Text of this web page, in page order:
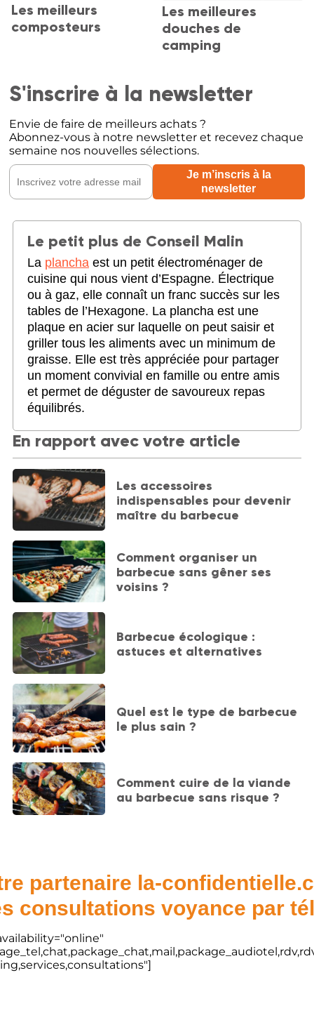
Les meilleurs
composteurs
Les meilleures
douches de
camping
S'inscrire à la newsletter
Envie de faire de meilleurs achats ?
Abonnez-vous à notre newsletter et recevez chaque
semaine nos nouvelles sélections.
Le petit plus de Conseil Malin
La planchaest un petit électroménager de
cuisine qui nous vient d’Espagne. Électrique
ou à gaz, elle connaît un franc succès sur les
tables de l’Hexagone. La plancha est une
plaque en acier sur laquelle on peut saisir et
griller tous les aliments avec un minimum de
graisse. Elle est très appréciée pour partager
un moment convivial en famille ou entre amis
et permet de déguster de savoureux repas
équilibrés.
En rapport avec votre article
Les accessoires
indispensables pour devenir
maître du barbecue
Comment organiser un
barbecue sans gêner ses
voisins ?
Barbecue écologique :
astuces et alternatives
Quel est le type de barbecue
le plus sain ?
Comment cuire de la viande
au barbecue sans risque ?
partenaire la-
consultations voyance par